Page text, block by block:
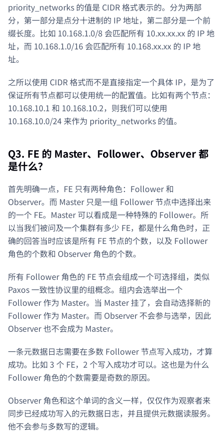
priority_networks 的值是 CIDR 格式表示的。分为两部
分，第一部分是点分十进制的 IP 地址，第二部分是一个前
缀长度。比如 10.168.1.0/8 会匹配所有 10.xx.xx.xx 的 IP 地
址，而 10.168.1.0/16 会匹配所有 10.168.xx.xx 的 IP 地
址。
之所以使用 CIDR 格式而不是直接指定一个具体 IP，是为了
保证所有节点都可以使用统一的配置值。比如有两个节点：
10.168.10.1 和 10.168.10.2，则我们可以使用
10.168.10.0/24 来作为 priority_networks 的值。
Q3. FE 的 Master、Follower、Observer 都
是什么？
首先明确一点，FE 只有两种角色：Follower 和
Observer。而 Master 只是一组 Follower 节点中选择出来
的一个 FE。Master 可以看成是一种特殊的 Follower。所
以当我们被问及一个集群有多少 FE，都是什么角色时，正
确的回答当时应该是所有 FE 节点的个数，以及 Follower
角色的个数和 Observer 角色的个数。
所有 Follower 角色的 FE 节点会组成一个可选择组，类似
Paxos 一致性协议里的组概念。组内会选举出一个
Follower 作为 Master。当 Master 挂了，会自动选择新的
Follower 作为 Master。而 Observer 不会参与选举，因此
Observer 也不会成为 Master。
一条元数据日志需要在多数 Follower 节点写入成功，才算
成功。比如 3 个 FE，2 个写入成功才可以。这也是为什么
Follower 角色的个数需要是奇数的原因。
Observer 角色和这个单词的含义一样，仅仅作为观察者来
同步已经成功写入的元数据日志，并且提供元数据读服务。
他不会参与多数写的逻辑。